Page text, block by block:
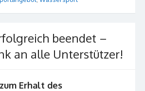
beendet –
an alle Unterstützer!
Erhalt des